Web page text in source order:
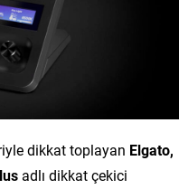
dikkat toplayan Elgato,
adlı dikkat çekici